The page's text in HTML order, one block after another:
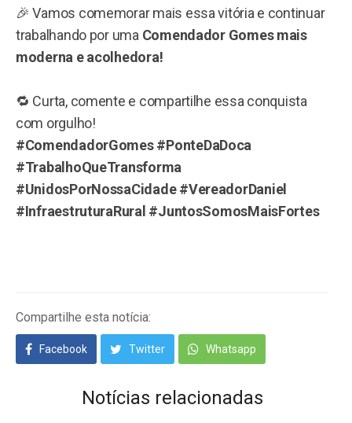
🎉 Vamos comemorar mais essa vitória e continuar
trabalhando por uma Comendador Gomes mais
moderna e acolhedora!
🔁 Curta, comente e compartilhe essa conquista
com orgulho!
#ComendadorGomes #PonteDaDoca
#TrabalhoQueTransforma
#UnidosPorNossaCidade #VereadorDaniel
#InfraestruturaRural #JuntosSomosMaisFortes
Compartilhe esta notícia:
Facebook Twitter Whatsapp
Notícias relacionadas